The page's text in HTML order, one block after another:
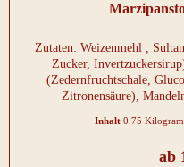
Zutaten: Weizenmehl ,
Zucker,
(Zedernfruchtschale,
Zitronensäure),
Inhalt0.75
ab